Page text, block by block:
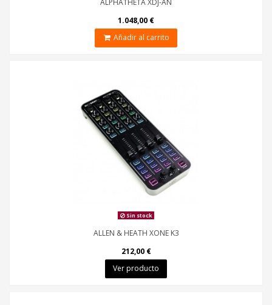
ALPHATHETA XDJ-AN
1.048,00 €
Añadir al carrito
Sin stock
ALLEN & HEATH XONE K3
212,00 €
Ver producto